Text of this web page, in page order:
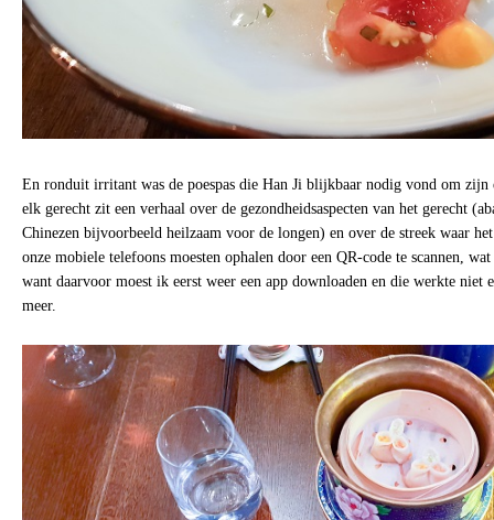
En ronduit irritant was de poespas die Han Ji blijkbaar nodig vond om zijn
elk gerecht zit een verhaal over de gezondheidsaspecten van het gerecht
Chinezen bijvoorbeeld heilzaam voor de longen) en over de streek waar
onze mobiele telefoons moesten ophalen door een QR-code te scannen,
want daarvoor moest ik eerst weer een app downloaden en die werkte niet
meer.